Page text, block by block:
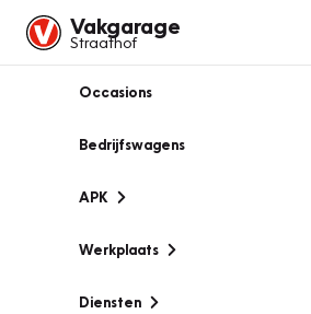
Vakgarage
Straathof
Occasions
Bedrijfswagens
APK
Werkplaats
Diensten